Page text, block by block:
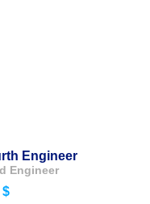
Engineer
Engineer
$